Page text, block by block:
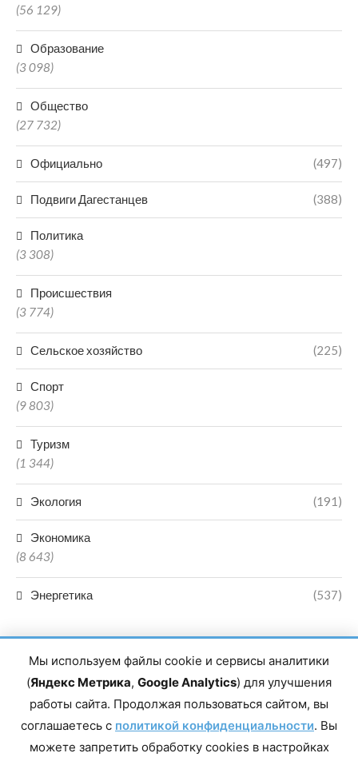
(56 129)
Образование
(3 098)
Общество
(27 732)
Официально (497)
Подвиги Дагестанцев (388)
Политика
(3 308)
Происшествия
(3 774)
Сельское хозяйство (225)
Спорт
(9 803)
Туризм
(1 344)
Экология (191)
Экономика
(8 643)
Энергетика (537)
Главный редактор сетевого издания Магомаев Тимур Нухович.
Контакты редакции: 8(988)-292-94-34 Почта: vestiskfo@gmail.com По
Республика Дагестан, г. Махачкала, пр-т Насрутдинова, д. 1а. Все
Мы используем файлы cookie и сервисы аналитики
(Яндекс Метрика, Google Analytics) для улучшения
работы сайта. Продолжая пользоваться сайтом, вы
соглашаетесь с политикой конфиденциальности. Вы
можете запретить обработку cookies в настройках